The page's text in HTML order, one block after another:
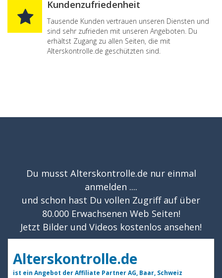
Kundenzufriedenheit
Tausende Kunden vertrauen unseren Diensten und
sind sehr zufrieden mit unseren Angeboten. Du
erhältst Zugang zu allen Seiten, die mit
Alterskontrolle.de geschützten sind.
Du musst Alterskontrolle.de nur einmal
anmelden ....
und schon hast Du vollen Zugriff auf über
80.000 Erwachsenen Web Seiten!
Jetzt Bilder und Videos kostenlos ansehen!
Alterskontrolle.de
ist ein Angebot der Affiliate Partner AG, Baar, Schweiz